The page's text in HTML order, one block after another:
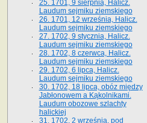
25. 1701, 9 sierpnia, Halicz.
Laudum sejmiku ziemskiego
26. 1701, 12 września, Halicz.
Laudum sejmiku ziemskiego
27. 1702, 9 stycznia, Halicz.
Laudum sejmiku ziemskiego
28. 1702, 8 czerwca, Halicz.
Laudum sejmiku ziemskiego
29. 1702, 6 lipca, Halicz.
Laudum sejmiku ziemskiego
30. 1702, 18 lipca, obóz między
Jabłonowem a Kąkolnikami.
Laudum obozowe szlachty
halickiej
31. 1702, 2 września, pod